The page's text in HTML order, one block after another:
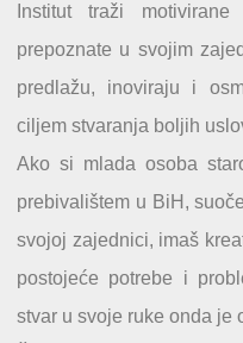
Institut traži
prepoznate u svojim
predlažu, inoviraju i
ciljem stvaranja boljih
Ako si mlada osoba
prebivalištem u BiH,
svojoj zajednici, imaš
postojeće potrebe i
stvar u svoje ruke onda je